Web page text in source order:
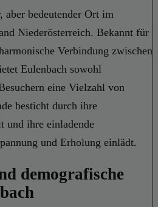
aber bedeutender Ort im
Niederösterreich. Bekannt für
Verbindung zwischen
Eulenbach sowohl
eine Vielzahl von
besticht durch ihre
und ihre einladende
und Erholung einlädt.
demografische